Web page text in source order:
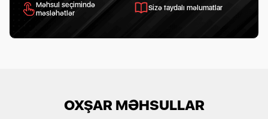
Məhsul seçimində
məsləhətlər
Sizə faydalı məlumatlar
OXŞAR MƏHSULLAR